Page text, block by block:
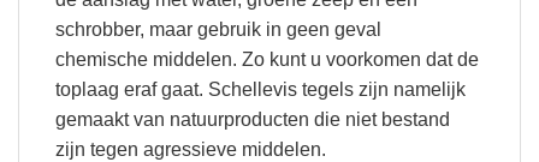
schrobber, maar gebruik in geen geval
chemische middelen. Zo kunt u voorkomen dat de
toplaag eraf gaat. Schellevis tegels zijn namelijk
gemaakt van natuurproducten die niet bestand
zijn tegen agressieve middelen.